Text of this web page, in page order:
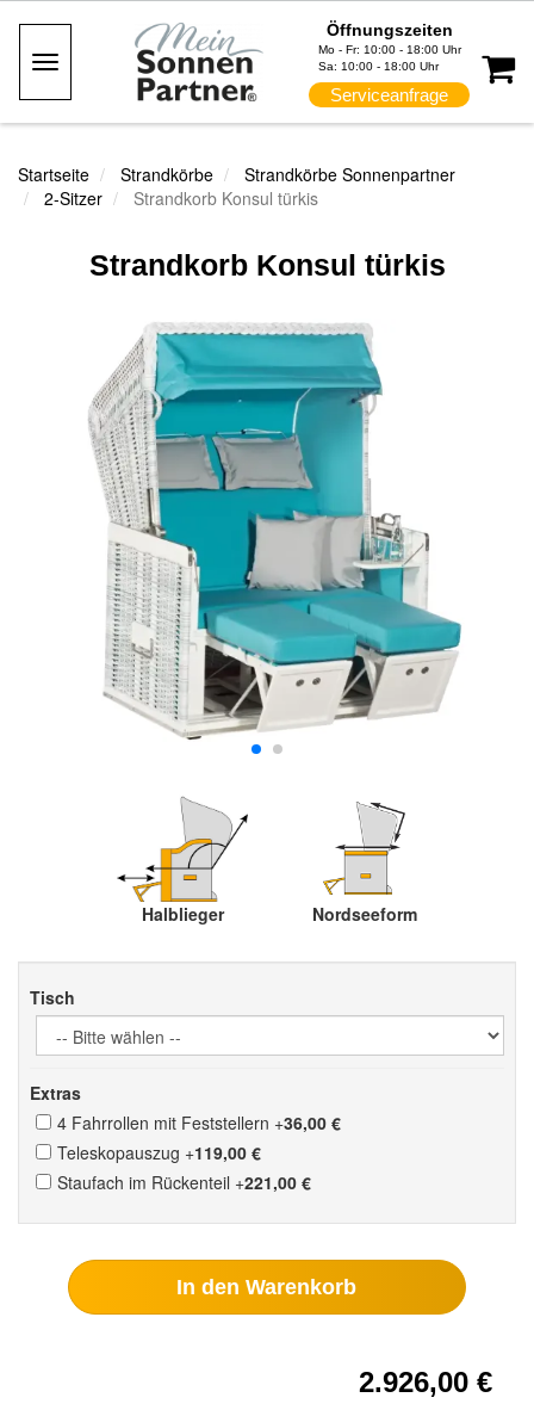
Toggle
Öffnungszeiten
Mo - Fr: 10:00 - 18:00 Uhr
Sa: 10:00 - 18:00 Uhr
Serviceanfrage
Startseite Strandkörbe
Strandkörbe Sonnenpartner
2-Sitzer
Strandkorb Konsul türkis
Strandkorb Konsul türkis
Halblieger Nordseeform
Tisch
Extras
4 Fahrrollen mit Feststellern +36,00 €
Teleskopauszug +119,00 €
Staufach im Rückenteil +221,00 €
In den Warenkorb
2.926,00 €